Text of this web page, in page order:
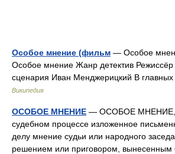
Особое мнение (фильм — Особое
Особое мнение Жанр детектив
сценария Иван Менджерицкий В
Википедия
ОСОБОЕ МНЕНИЕ — ОСОБОЕ МНЕНИЕ,
судебном процессе изложенное
делу мнение судьи или народного
решением или приговором, вынесенным